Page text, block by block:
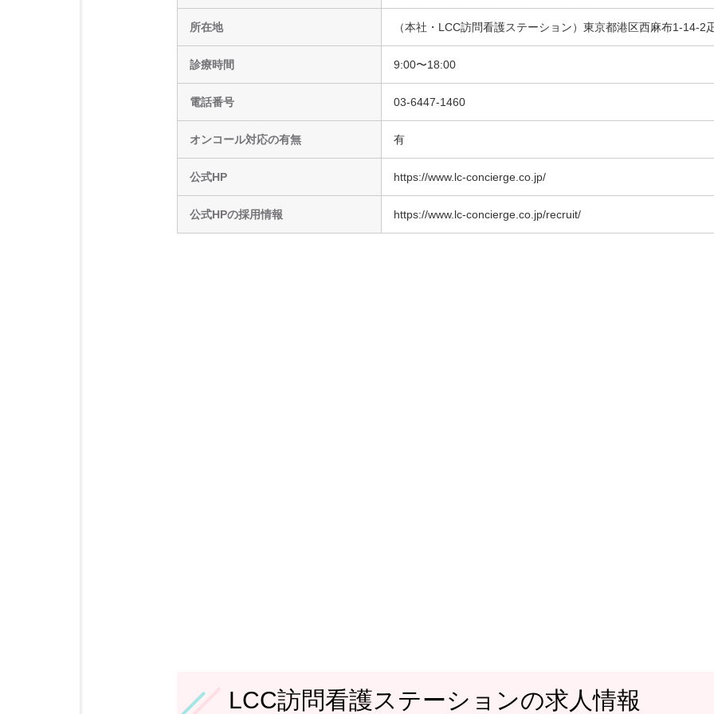
所在地 （本社・LCC訪問看護ステーション）東京都港区西麻布1-14-2
診療時間 9:00〜18:00
電話番号 03-6447-1460
オンコール対応の有無 有
公式HP https://www.lc-concierge.co.jp/
公式HPの採用情報 https://www.lc-concierge.co.jp/recruit/
LCC訪問看護ステーションの求人情報